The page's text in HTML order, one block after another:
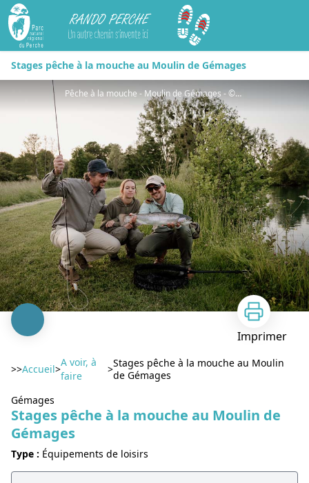
Rando Perche
Stages pêche à la mouche au Moulin de Gémages
Pêche à la mouche - Moulin de Gémages - ©Marie-Anais-Thierry
Imprimer
>>Accueil>
A voir, à
faire
>Stages pêche à la mouche au Moulin
de Gémages
Gémages
Stages pêche à la mouche au Moulin de
Gémages
Type : Équipements de loisirs